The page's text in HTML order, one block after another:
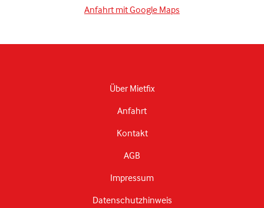
Anfahrt mit Google Maps
Über Mietfix
Anfahrt
Kontakt
AGB
Impressum
Datenschutzhinweis